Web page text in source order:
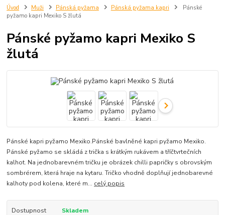
Úvod Muži Pánská pyžama Pánská pyžama kapri
Pánské
pyžamo kapri Mexiko S žlutá
Pánské pyžamo kapri Mexiko S
žlutá
Pánské kapri pyžamo Mexiko.Pánské bavlněné kapri pyžamo Mexiko.
Pánské pyžamo se skládá z trička s krátkým rukávem a tříčtvrtečních
kalhot. Na jednobarevném tričku je obrázek chilli papričky s obrovským
sombrérem, která hraje na kytaru. Tričko vhodně doplňují jednobarevné
kalhoty pod kolena, které m... celý popis
Dostupnost Skladem